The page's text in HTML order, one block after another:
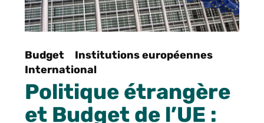
Budget
Institutions européennes
International
Politique étrangère
et Budget de l’UE :